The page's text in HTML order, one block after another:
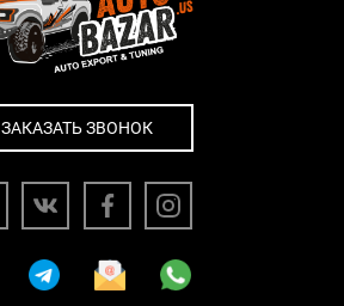
ЗАКАЗАТЬ ЗВОНОК